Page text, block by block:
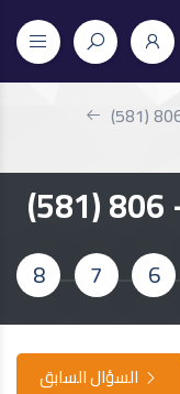
806
6
7
8
السؤال السابق